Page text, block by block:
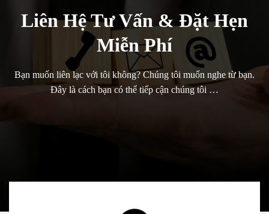
Liên Hệ Tư Vấn & Đặt Hẹn
Miễn Phí
Bạn muốn liên lạc với tôi không? Chúng tôi muốn nghe từ bạn.
Đây là cách bạn có thể tiếp cận chúng tôi …